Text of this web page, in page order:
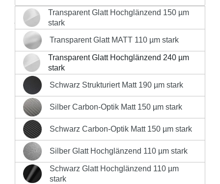
Transparent Glatt Hochglänzend 150 µm
stark
Transparent Glatt Hochglänzend 150 µm stark
Transparent Glatt MATT 110 µm stark
Transparent Glatt MATT 110 µm stark
Transparent Glatt Hochglänzend 240 µm
stark
Transparent Glatt Hochglänzend 240 µm stark
Schwarz Strukturiert Matt 190 µm stark
Schwarz Strukturiert Matt 190 µm stark
Silber Carbon-Optik Matt 150 µm stark
Silber Carbon-Optik Matt 150 µm stark
Schwarz Carbon-Optik Matt 150 µm stark
Schwarz Carbon-Optik Matt 150 µm stark
Silber Glatt Hochglänzend 110 µm stark
Silber Glatt Hochglänzend 110 µm stark
Schwarz Glatt Hochglänzend 110 µm
stark
Schwarz Glatt Hochglänzend 110 µm stark
Regulärer Preis:
26,90 €
Preise inkl. MwSt. zzgl. Versandkosten
Produkt Anzahl: Gib den gewünschten
IN DEN WARENKORB
Sofort versandfertig, Lieferzeit 1-3 Werktage innerhalb
Deutschlands **
Hinweis:Durch die Sicken in der Ladekante muss die
Folie bei der Montage in diese (ggf. unter
Zuhilfenahme von Wärme) eingearbeitet werden!
Unsere Folien sind so flexibel, das dies kein Problem
darstellt.